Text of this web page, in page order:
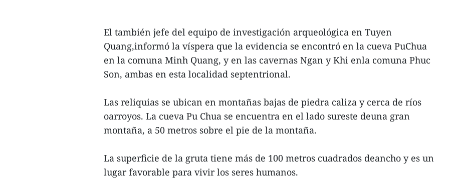
El también jefe del equipo de investigación arqueológica en Tuyen
Quang,informó la víspera que la evidencia se encontró en la cueva PuChua
en la comuna Minh Quang, y en las cavernas Ngan y Khi enla comuna Phuc
Son, ambas en esta localidad septentrional.
Las reliquias se ubican en montañas bajas de piedra caliza y cerca de ríos
oarroyos. La cueva Pu Chua se encuentra en el lado sureste deuna gran
montaña, a 50 metros sobre el pie de la montaña.
La superficie de la gruta tiene más de 100 metros cuadrados deancho y es un
lugar favorable para vivir los seres humanos.